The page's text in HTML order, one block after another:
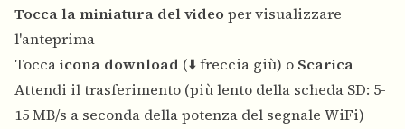
Tocca la miniatura del video per visualizzare
l'anteprima
Toccaicona download (⬇️ freccia giù) o Scarica
Attendi il trasferimento (più lento della scheda SD: 5-
15 MB/s a seconda della potenza del segnale WiFi)